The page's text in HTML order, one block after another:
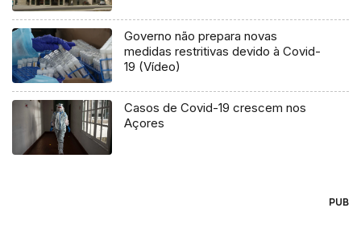
Governo não prepara novas
medidas restritivas devido à Covid-
19 (Vídeo)
Casos de Covid-19 crescem nos
Açores
PUB